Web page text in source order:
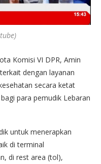
Komisi VI DPR, Amin
dengan layanan
secara ketat
para pemudik Lebaran
untuk menerapkan
di terminal
di rest area (tol),